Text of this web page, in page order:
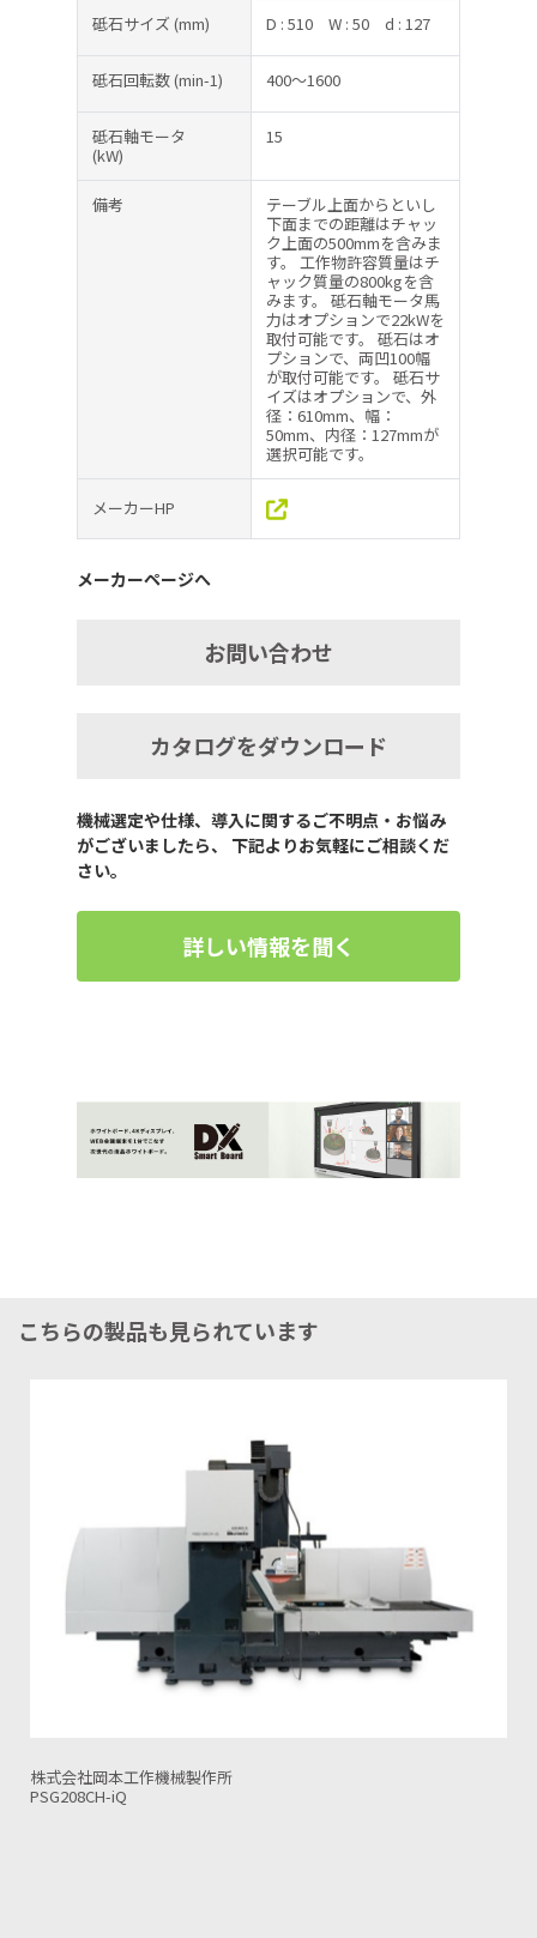
砥石サイズ(mm) D : 510 W : 50 d : 127
砥石回転数(min-1) 400～1600
砥石軸モータ
(kW)
15
備考
テーブル上面からといし
下面までの距離はチャッ
ク上面の500mmを含みま
す。 工作物許容質量はチ
ャック質量の800kgを含
みます。 砥石軸モータ馬
力はオプションで22kWを
取付可能です。 砥石はオ
プションで、両凹100幅
が取付可能です。 砥石サ
イズはオプションで、外
径：610mm、幅：
50mm、内径：127mmが
選択可能です。
メーカーHP
メーカーページへ
お問い合わせ
カタログをダウンロード
機械選定や仕様、導入に関するご不明点・お悩み
がございましたら、 下記よりお気軽にご相談くだ
さい。
詳しい情報を聞く
こちらの製品も見られています
株式会社岡本工作機械製作所